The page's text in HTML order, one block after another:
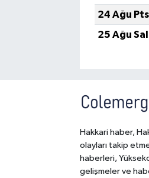
24 Ağu Pts
25 Ağu Sal
Hakkari haber,
olayları takip
haberleri,
gelişmeler ve